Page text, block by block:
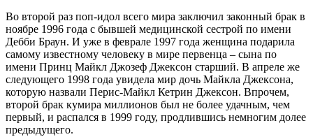
Во второй раз поп-идол всего мира заключил законный брак в
ноябре 1996 года с бывшей медицинской сестрой по имени
Дебби Браун. И уже в феврале 1997 года женщина подарила
самому известному человеку в мире первенца – сына по
имени Принц Майкл Джозеф Джексон старший. В апреле же
следующего 1998 года увидела мир дочь Майкла Джексона,
которую назвали Перис-Майкл Кетрин Джексон. Впрочем,
второй брак кумира миллионов был не более удачным, чем
первый, и распался в 1999 году, продлившись немногим долее
предыдущего.